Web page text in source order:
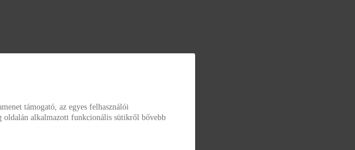
támogató, az egyes felhasználói
oldalán alkalmazott funkcionális sütikről bővebb